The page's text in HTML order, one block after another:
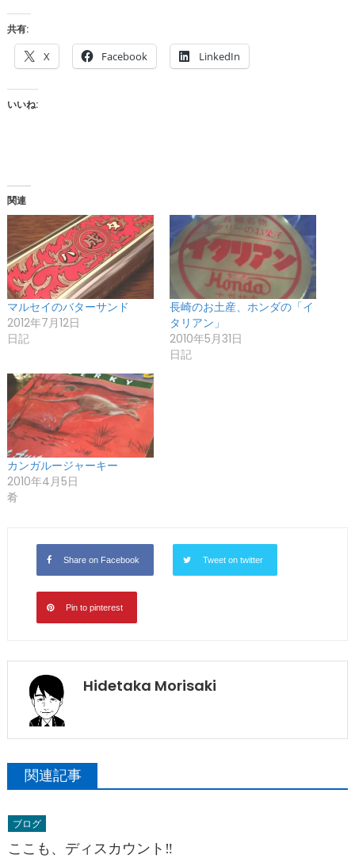
共有:
X Facebook LinkedIn
いいね:
関連
マルセイのバターサンド
2012年7月12日
日記
長崎のお土産、ホンダの「イ
タリアン」
2010年5月31日
日記
カンガルージャーキー
2010年4月5日
肴
Share on Facebook Tweet on twitter
Pin to pinterest
Hidetaka Morisaki
関連記事
ブログ
ここも、ディスカウント‼